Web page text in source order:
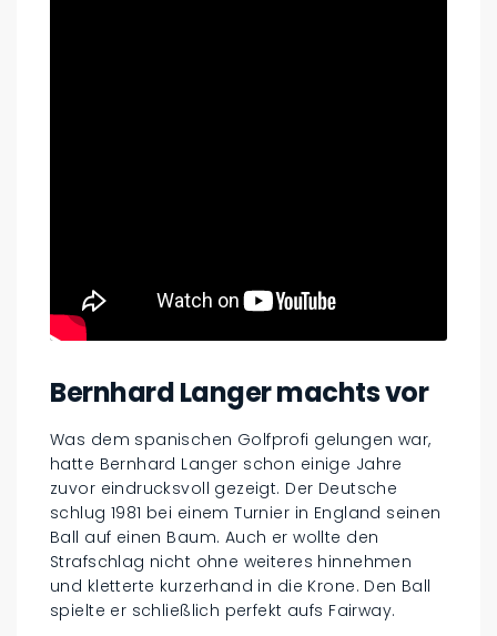
Bernhard Langer machts vor
Was dem spanischen Golfprofi gelungen war,
hatte Bernhard Langer schon einige Jahre
zuvor eindrucksvoll gezeigt. Der Deutsche
schlug 1981 bei einem Turnier in England seinen
Ball auf einen Baum. Auch er wollte den
Strafschlag nicht ohne weiteres hinnehmen
und kletterte kurzerhand in die Krone. Den Ball
spielte er schließlich perfekt aufs Fairway.